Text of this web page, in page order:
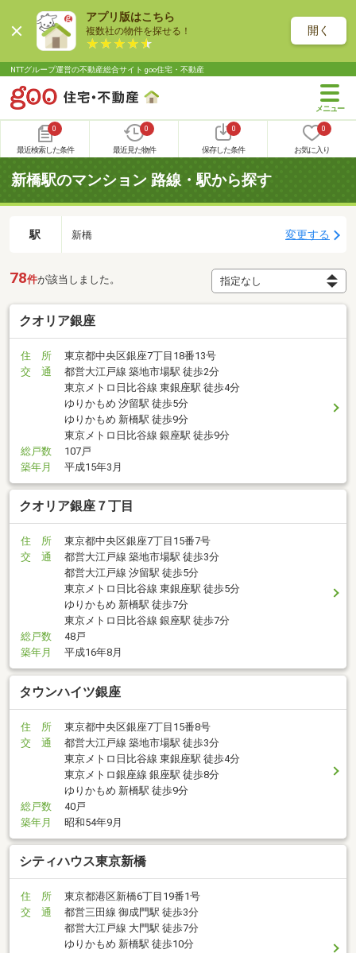
アプリ版はこちら
複数社の物件を探せる！ 開く
NTTグループ運営の不動産総合サイト goo住宅・不動産
0
最近検索した条件
0
最近見た物件
0
保存した条件
0
お気に入り
新橋駅のマンション 路線・駅から探す
駅 新橋 変更する
78件が該当しました。
クオリア銀座
住 所
東京都中央区銀座7丁目18番13号
交 通
都営大江戸線 築地市場駅 徒歩2分
東京メトロ日比谷線 東銀座駅 徒歩4分
ゆりかもめ 汐留駅 徒歩5分
ゆりかもめ 新橋駅 徒歩9分
東京メトロ日比谷線 銀座駅 徒歩9分
総戸数
107戸
築年月
平成15年3月
クオリア銀座７丁目
住 所
東京都中央区銀座7丁目15番7号
交 通
都営大江戸線 築地市場駅 徒歩3分
都営大江戸線 汐留駅 徒歩5分
東京メトロ日比谷線 東銀座駅 徒歩5分
ゆりかもめ 新橋駅 徒歩7分
東京メトロ日比谷線 銀座駅 徒歩7分
総戸数
48戸
築年月
平成16年8月
タウンハイツ銀座
住 所
東京都中央区銀座7丁目15番8号
交 通
都営大江戸線 築地市場駅 徒歩3分
東京メトロ日比谷線 東銀座駅 徒歩4分
東京メトロ銀座線 銀座駅 徒歩8分
ゆりかもめ 新橋駅 徒歩9分
総戸数
40戸
築年月
昭和54年9月
シティハウス東京新橋
住 所
東京都港区新橋6丁目19番1号
交 通
都営三田線 御成門駅 徒歩3分
都営大江戸線 大門駅 徒歩7分
ゆりかもめ 新橋駅 徒歩10分